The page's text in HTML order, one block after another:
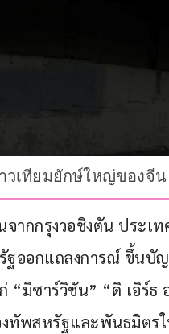
เทียมยักษ์ใหญ่ของจี
จากกรุงวอชิงตัน ประเ
รัฐออกแถลงการณ์ ขึ้น
“มิซาร์วิชัน” “ดิ เอิร์ธ
ทัพสหรัฐและพันธมิตร